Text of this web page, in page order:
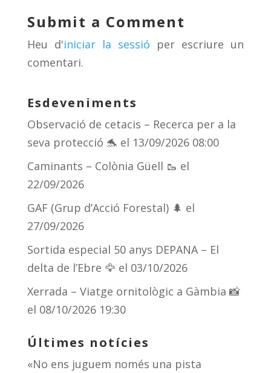
y d
s
a
m
ar
te
ix
Submit a Comment
Heu d'iniciar la sessió per escriure un
comentari.
Esdeveniments
Observació de cetacis – Recerca per a la
seva protecció 🐬 el 13/09/2026 08:00
Caminants – Colònia Güell 🥾 el
22/09/2026
GAF (Grup d’Acció Forestal) 🌲 el
27/09/2026
Sortida especial 50 anys DEPANA – El
delta de l’Ebre 🦅 el 03/10/2026
Xerrada – Viatge ornitològic a Gàmbia 📸
el 08/10/2026 19:30
Últimes notícies
«No ens juguem només una pista